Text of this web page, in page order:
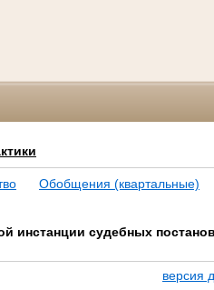
Обобщения (квартальные)
инстанции судебных
версия